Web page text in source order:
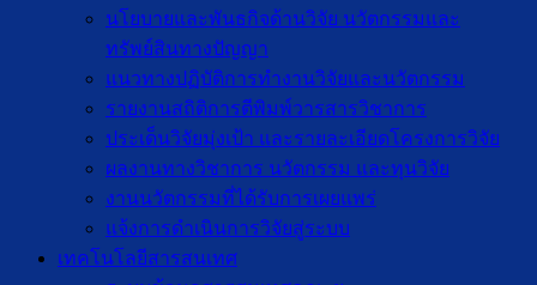
นโยบายและพันธกิจด้านวิจัย นวัตกรรมและ
ทรัพย์สินทางปัญญา
แนวทางปฏิบัติการทำงานวิจัยและนวัตกรรม
รายงานสถิติการตีพิมพ์วารสารวิชาการ
ประเด็นวิจัยมุ่งเป้า และรายละเอียดโครงการวิจัย
ผลงานทางวิชาการ นวัตกรรม และทุนวิจัย
งานนวัตกรรมที่ได้รับการเผยแพร่
แจ้งการดำเนินการวิจัยสู่ระบบ
เทคโนโลยีสารสนเทศ